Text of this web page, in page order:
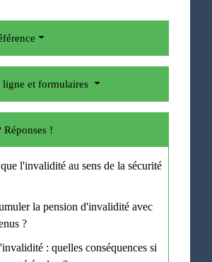
ligne et formulaires
Réponses !
l'invalidité au sens de la sécurité
la pension d'invalidité avec
?
: quelles conséquences si